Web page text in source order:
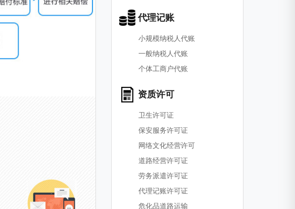
代理记账
小规模纳税人代账
一般纳税人代账
个体工商户代账
资质许可
卫生许可证
保安服务许可证
网络文化经营许可
道路经营许可证
劳务派遣许可证
代理记账许可证
危化品道路运输